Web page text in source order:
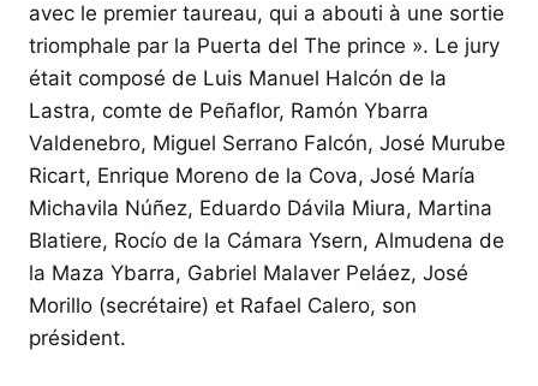
avec le premier taureau, qui a abouti à une sortie
triomphale par la Puerta del The prince ». Le jury
était composé de Luis Manuel Halcón de la
Lastra, comte de Peñaflor, Ramón Ybarra
Valdenebro, Miguel Serrano Falcón, José Murube
Ricart, Enrique Moreno de la Cova, José María
Michavila Núñez, Eduardo Dávila Miura, Martina
Blatiere, Rocío de la Cámara Ysern, Almudena de
la Maza Ybarra, Gabriel Malaver Peláez, José
Morillo (secrétaire) et Rafael Calero, son
président.